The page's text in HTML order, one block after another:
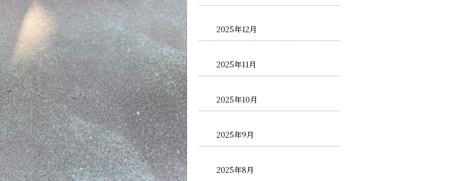
2025年12月
2025年11月
2025年10月
2025年9月
2025年8月